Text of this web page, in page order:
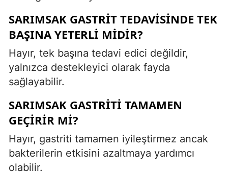
SARIMSAK GASTRIT TEDAVISINDE TEK
BAŞINA YETERLI MIDIR?
Hayır, tek başına tedavi edici değildir,
yalnızca destekleyici olarak fayda
sağlayabilir.
SARIMSAK GASTRITI TAMAMEN
GEÇIRIR MI?
Hayır, gastriti tamamen iyileştirmez ancak
bakterilerin etkisini azaltmaya yardımcı
olabilir.